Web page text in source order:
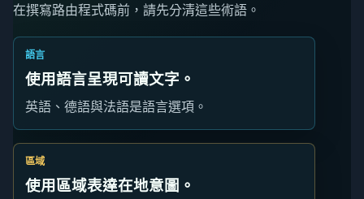
在撰寫路由程式碼前，請先分清這些術語。
語言
使用語言呈現可讀文字。
英語、德語與法語是語言選項。
區域
使用區域表達在地意圖。